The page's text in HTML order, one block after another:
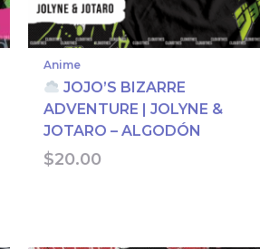
Anime
JOJO’S BIZARRE
ADVENTURE | JOLYNE &
JOTARO – ALGODÓN
$20.00